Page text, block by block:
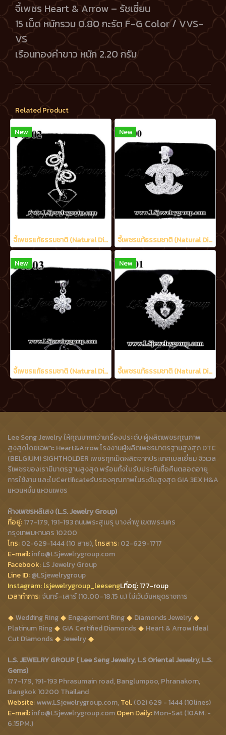
จี้เพชร Heart & Arrow – รัชเชี่ยน
15 เม็ด หนักรวม 0.80 กะรัต F-G Color / VVS-
VS
เรือนทองคำขาว หนัก 2.20 กรัม
Related Product
New
จี้เพชรแท้ธรรมชาติ (Natural Diamonds) 1.70 Ct.
New
จี้เพชรแท้ธรรมชาติ (Natural Diamonds) 1.60 Ct.
New
จี้เพชรแท้ธรรมชาติ (Natural Diamonds) 0.95 Ct.
New
จี้เพชรแท้ธรรมชาติ (Natural Diamonds) 2.21 Ct.
Lee Seng Jewelry ให้คุณมากกว่าเครื่องประดับ ผู้ผลิตเพชรคุณภาพ
สูงสุดโดยเฉพาะ Heart&Arrow โรงงานผู้ผลิตเพชรมาตรฐานสูงสุด DTC
(BELGIUM) SIGHTHOLDER เพชรทุกเม็ดผลิตจากประเทศเบลเยี่ยม จิวเวล
รีเพชรของเรามีมาตรฐานสูงสุด พร้อมทั้งใบรับประกันซื้อคืนตลอดอายุ
การใช้งาน และใบCertificateรับรองคุณภาพในระดับสูงสุด GIA 3EX H&A
แหวนหมั้น แหวนเพชร
ห้างเพชรหลีเสง (L.S. Jewelry Group)
ที่อยู่:177-179, 191-193 ถนนพระสุเมรุ บางลำพู เขตพระนคร
กรุงเทพมหานคร 10200
โทร:02-629-1444 (10 สาย),โทรสาร:02-629-1717
E-mail:info@LSjewelrygroup.com
Facebook:LS Jewelry Group
Line ID:@LSjewelrygroup
Instagram:lsjewelrygroup_leesengLที่อยู่: 177-roup
เวลาทำการ:จันทร์–เสาร์ (10.00–18.15 น.) ไม่เว้นวันหยุดราชการ
Wedding Ring
Engagement Ring
Diamonds Jewelry
Platinum Ring
GIA Certified Diamonds
Heart & Arrow Ideal
Cut Diamonds
Jewelry
L.S. JEWELRY GROUP ( Lee Seng Jewelry, L.S Oriental Jewelry, L.S.
Gems)
177-179, 191-193 Phrasumain road, Banglumpoo, Phranakorn,
Bangkok 10200 Thailand
Website:www.LSjewelrygroup.com, Tel.(02) 629 - 1444 (10lines)
E-mail:info@LSjewelrygroup.comOpen Daily:Mon-Sat (10AM. -
6.15PM.)